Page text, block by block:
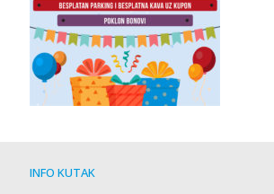
INFO KUTAK